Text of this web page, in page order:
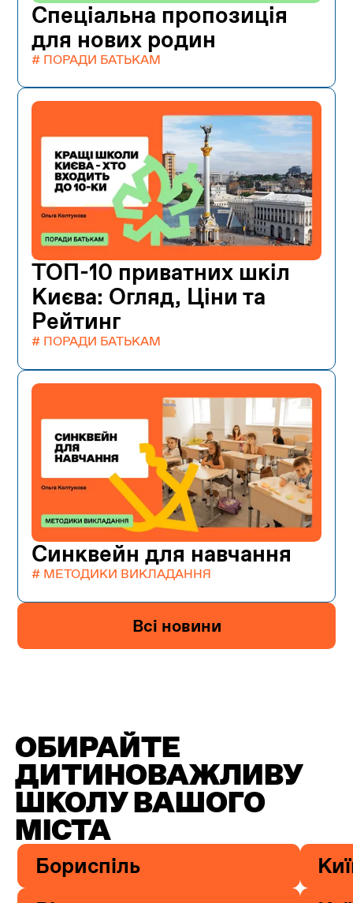
Спеціальна пропозиція
для нових родин
# ПОРАДИ БАТЬКАМ
ТОП-10 приватних шкіл
Києва: Огляд, Ціни та
Рейтинг
# ПОРАДИ БАТЬКАМ
Синквейн для навчання
# МЕТОДИКИ ВИКЛАДАННЯ
Всі новини
ОБИРАЙТЕ
ДИТИНОВАЖЛИВУ
ШКОЛУ ВАШОГО
МІСТА
Бориспіль